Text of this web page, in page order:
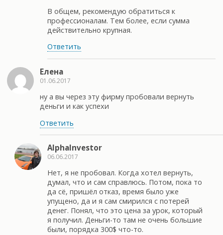
В общем, рекомендую обратиться к
профессионалам. Тем более, если сумма
действительно крупная.
Ответить
Елена
01.06.2017
ну а вы через эту фирму пробовали вернуть
деньги и как успехи
Ответить
AlphaInvestor
06.06.2017
Нет, я не пробовал. Когда хотел вернуть,
думал, что и сам справлюсь. Потом, пока то
да сё, пришёл отказ, время было уже
упущено, да и я сам смирился с потерей
денег. Понял, что это цена за урок, который
я получил. Деньги-то там не очень большие
были, порядка 300$ что-то.